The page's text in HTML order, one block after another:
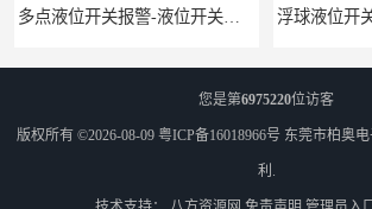
多点液位开关报警-液位开关公司-柏奥
您是第6975220位访客
版权所有 ©2026-08-09 粤ICP备16018966号 东莞市柏奥
利.